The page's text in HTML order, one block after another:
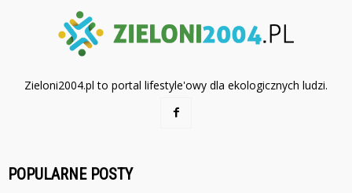
Zieloni2004.pl to portal lifestyle'owy dla ekologicznych ludzi.
POPULARNE POSTY